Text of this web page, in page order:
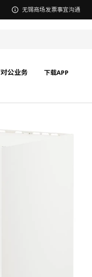
无锡商场发票事宜沟通
对公业务 下载APP